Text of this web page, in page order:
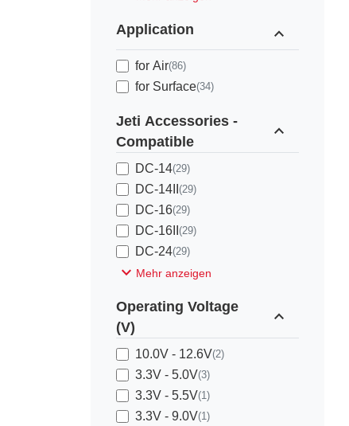
Application expand_less
for Air(86)
for Surface(34)
Jeti Accessories -
Compatible
expand_less
DC-14(29)
DC-14II (29)
DC-16(29)
DC-16II (29)
DC-24(29)
expand_more Mehr anzeigen
Operating Voltage
(V)
expand_less
10.0V - 12.6V(2)
3.3V - 5.0V(3)
3.3V - 5.5V(1)
3.3V - 9.0V(1)